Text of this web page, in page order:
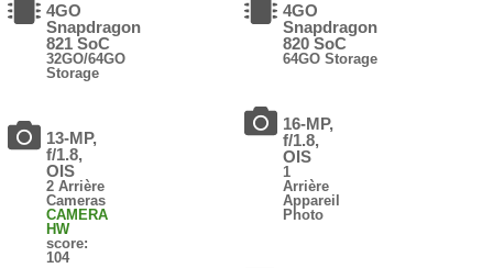
4GO
Snapdragon
821 SoC
32GO/64GO
Storage
13-MP,
f/1.8,
OIS
2 Arrière
Cameras
CAMERA
HW
score:
104
4GO
Snapdragon
820 SoC
64GO Storage
16-MP,
f/1.8,
OIS
1
Arrière
Appareil
Photo